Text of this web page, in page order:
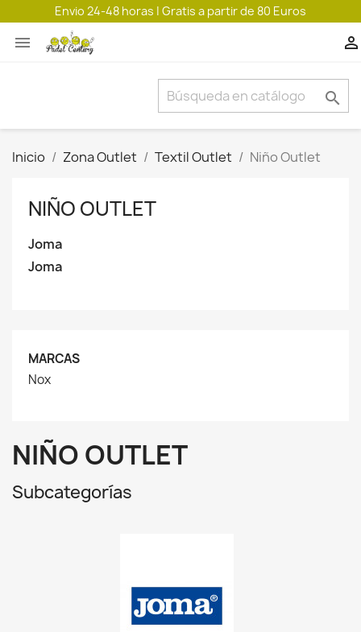
Envio 24-48 horas | Gratis a partir de 80 Euros
 

Inicio Zona Outlet Textil Outlet Niño Outlet
NIÑO OUTLET
Joma
Joma
MARCAS
Nox
NIÑO OUTLET
Subcategorías